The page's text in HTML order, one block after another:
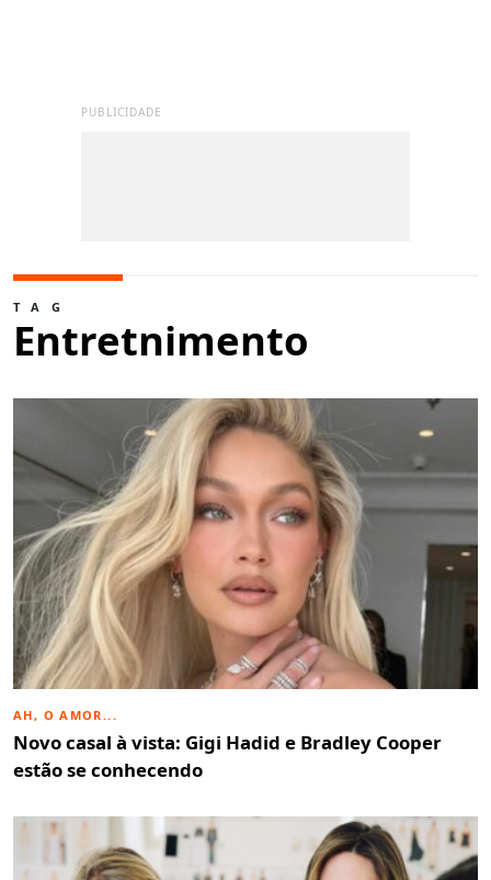
PUBLICIDADE
TAG
Entretnimento
AH, O AMOR...
Novo casal à vista: Gigi Hadid e Bradley Cooper
estão se conhecendo